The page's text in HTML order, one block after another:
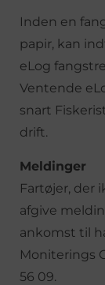
Inden en
papir, kan
eLog
Ventende
snart
drift.
Meldinger
Fartøjer, der
afgive
ankomst til
Moniterings
56 09.